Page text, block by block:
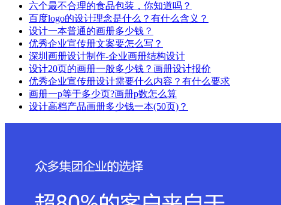
六个最不合理的食品包装，你知道吗？
百度logo的设计理念是什么？有什么含义？
设计一本普通的画册多少钱？
优秀企业宣传册文案要怎么写？
深圳画册设计制作-企业画册结构设计
设计20页的画册一般多少钱？画册设计报价
优秀企业宣传册设计需要什么内容？有什么要求
画册一p等于多少页?画册p数怎么算
设计高档产品画册多少钱一本(50页)？